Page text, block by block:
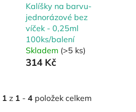
Kalíšky na barvu-
jednorázové bez
víček - 0,25ml
100ks/balení
Skladem (>5 ks)
314 Kč
1 z 1 - 4 položek celkem